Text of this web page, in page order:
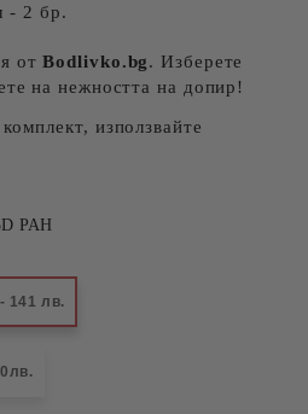
- 2 бр.
отBodlivko.bg. Изберете
на нежността на допир!
използвайте
РАН
лв.